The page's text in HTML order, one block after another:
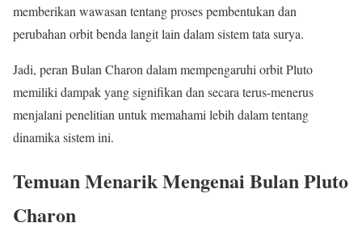
memberikan wawasan tentang proses pembentukan dan
perubahan orbit benda langit lain dalam sistem tata surya.
Jadi, peran Bulan Charon dalam mempengaruhi orbit Pluto
memiliki dampak yang signifikan dan secara terus-menerus
menjalani penelitian untuk memahami lebih dalam tentang
dinamika sistem ini.
Temuan Menarik Mengenai Bulan Pluto
Charon